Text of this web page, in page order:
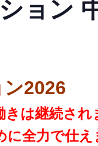
ョン
2026
は継続され
全力で仕え